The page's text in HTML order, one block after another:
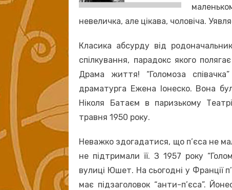
невеличка, але цікава, чоловіча.
Класика абсурду від
спілкування, парадокс якого
Драма життя! “Голомоза
драматурга Ежена Іонеско. Вона
Ніколя Батаєм в паризькому
травня 1950 року.
Неважко здогадатися, що п’єса не
не підтримали її. З 1957 року
вулиці Юшет. На сьогодні у Франції
має підзаголовок “анти-п’єса”.